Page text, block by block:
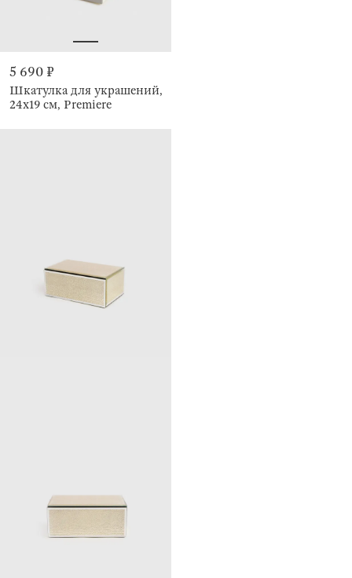
5 690 ₽
Шкатулка для украшений,
24х19 см, Premiere